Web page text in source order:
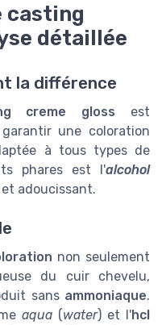
casting
détaillée
la différence
creme gloss est
une coloration
à tous types de
phares est l'alcohol
et adoucissant.
non seulement
du cuir chevelu,
sans ammoniaque.
aqua (water) et l'hcl